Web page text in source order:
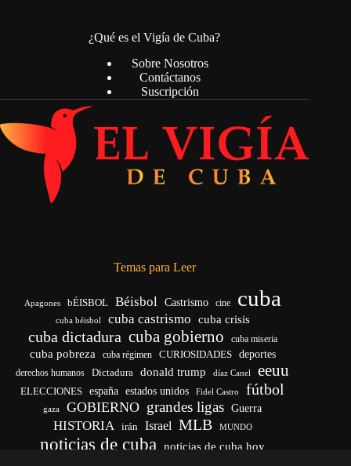
¿Qué es el Vigía de Cuba?
Sobre Nosotros
Contáctanos
Suscripción
Temas para Leer
Apagones bÉISBOL Béisbol Castrismo cine cuba
cuba béisbol cuba castrismo cuba crisis
cuba dictadura cuba gobierno cuba miseria
cuba pobreza cuba régimen CURIOSIDADES deportes
derechos humanos Dictadura donald trump díaz Canel eeuu
ELECCIONES españa estados unidos Fidel Castro fútbol
gaza GOBIERNO grandes ligas Guerra
HISTORIA irán Israel MLB MUNDO
noticias de cuba
noticias de cuba hoy